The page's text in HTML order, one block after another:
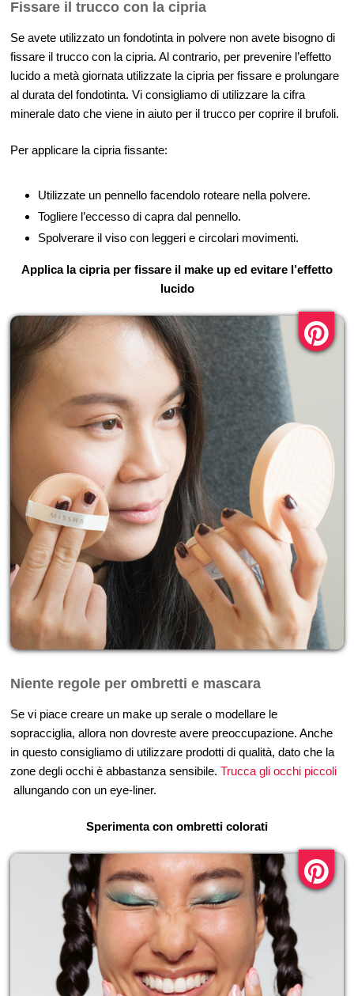
Fissare il trucco con la cipria
Se avete utilizzato un fondotinta in polvere non avete bisogno di
fissare il trucco con la cipria. Al contrario, per prevenire l’effetto
lucido a metà giornata utilizzate la cipria per fissare e prolungare
al durata del fondotinta. Vi consigliamo di utilizzare la cifra
minerale dato che viene in aiuto per il trucco per coprire il brufoli.
Per applicare la cipria fissante:
Utilizzate un pennello facendolo roteare nella polvere.
Togliere l’eccesso di capra dal pennello.
Spolverare il viso con leggeri e circolari movimenti.
Applica la cipria per fissare il make up ed evitare l’effetto
lucido
Niente regole per ombretti e mascara
Se vi piace creare un make up serale o modellare le
sopracciglia, allora non dovreste avere preoccupazione. Anche
in questo consigliamo di utilizzare prodotti di qualità, dato che la
zone degli occhi è abbastanza sensibile. Trucca gli occhi piccoli
allungando con un eye-liner.
Sperimenta con ombretti colorati